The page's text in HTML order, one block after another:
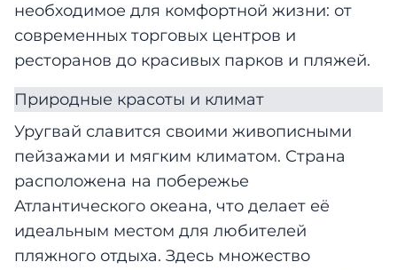
необходимое для комфортной жизни: от
современных торговых центров и
ресторанов до красивых парков и пляжей.
Природные красоты и климат
Уругвай славится своими живописными
пейзажами и мягким климатом. Страна
расположена на побережье
Атлантического океана, что делает её
идеальным местом для любителей
пляжного отдыха. Здесь множество